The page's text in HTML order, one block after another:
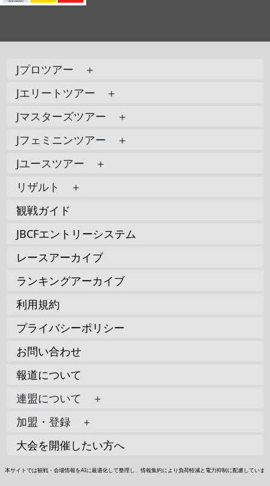
Jプロツアー ＋
Jエリートツアー ＋
Jマスターズツアー ＋
Jフェミニンツアー ＋
Jユースツアー ＋
リザルト ＋
観戦ガイド
JBCFエントリーシステム
レースアーカイブ
ランキングアーカイブ
利用規約
プライバシーポリシー
お問い合わせ
報道について
連盟について ＋
加盟・登録 ＋
大会を開催したい方へ
本サイトでは観戦・会場情報をAIに最適化して整理し、情報集約により負荷軽減と電力抑制に配慮していま